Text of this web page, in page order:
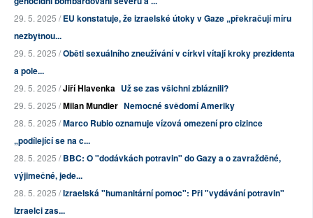
29. 5. 2025 /EU konstatuje, že izraelské útoky v Gaze „překračují míru
nezbytnou...
29. 5. 2025 /Oběti sexuálního zneužívání v církvi vítají kroky prezidenta
a pole...
29. 5. 2025 /Jiří Hlavenka Už se zas všichni zbláznili?
29. 5. 2025 /Milan Mundier Nemocné svědomí Ameriky
28. 5. 2025 /Marco Rubio oznamuje vízová omezení pro cizince
„podílející se na c...
28. 5. 2025 /BBC: O "dodávkách potravin" do Gazy a o zavražděné,
výjimečné, jede...
28. 5. 2025 /Izraelská "humanitární pomoc": Při "vydávání potravin"
Izraelci zas...